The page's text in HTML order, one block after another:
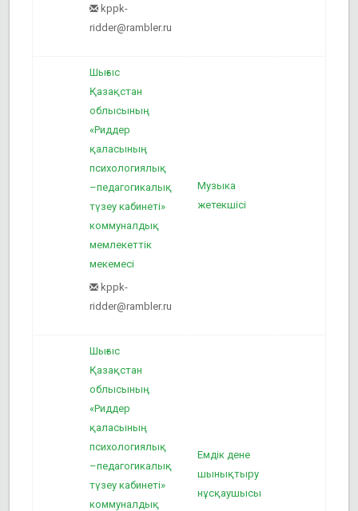
kppk-
ridder@rambler.ru
Шығыс
Қазақстан
облысының
«Риддер
қаласының
психологиялық
–педагогикалық
түзеу кабинеті»
коммуналдық
мемлекеттік
мекемесі
kppk-
ridder@rambler.ru
Музыка
жетекшісі
Шығыс
Қазақстан
облысының
«Риддер
қаласының
психологиялық
–педагогикалық
түзеу кабинеті»
коммуналдық
Емдік дене
шынықтыру
нұсқаушысы